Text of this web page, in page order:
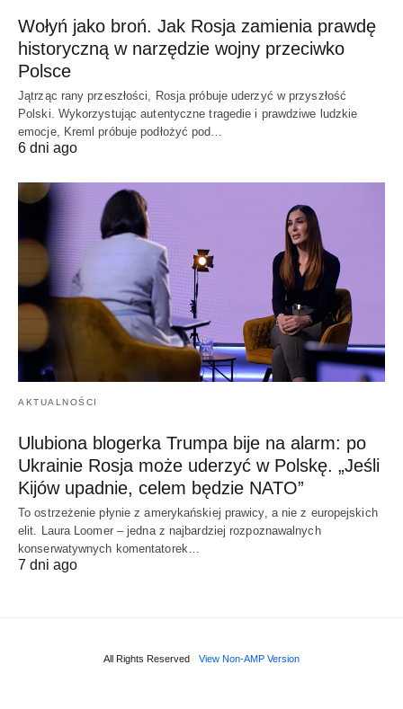
Wołyń jako broń. Jak Rosja zamienia prawdę
historyczną w narzędzie wojny przeciwko
Polsce
Jątrząc rany przeszłości, Rosja próbuje uderzyć w przyszłość
Polski. Wykorzystując autentyczne tragedie i prawdziwe ludzkie
emocje, Kreml próbuje podłożyć pod…
6 dni ago
AKTUALNOŚCI
Ulubiona blogerka Trumpa bije na alarm: po
Ukrainie Rosja może uderzyć w Polskę. „Jeśli
Kijów upadnie, celem będzie NATO”
To ostrzeżenie płynie z amerykańskiej prawicy, a nie z europejskich
elit. Laura Loomer – jedna z najbardziej rozpoznawalnych
konserwatywnych komentatorek…
7 dni ago
All Rights Reserved View Non-AMP Version